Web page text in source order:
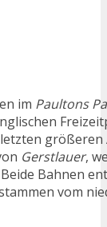
im Paultons
größeren
Gerstlauer,
Bahnen
vom